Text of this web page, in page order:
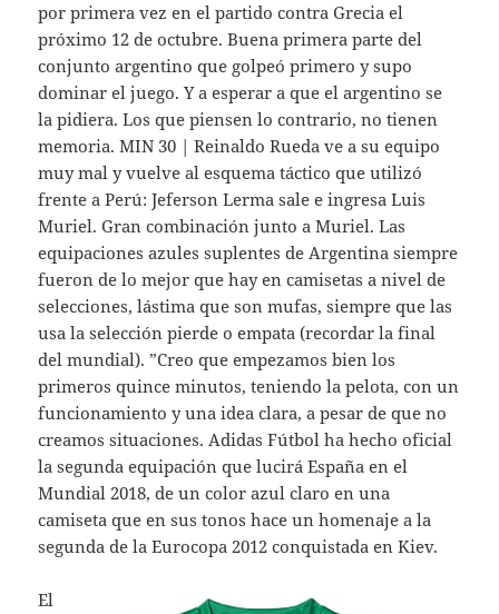
por primera vez en el partido contra Grecia el
próximo 12 de octubre. Buena primera parte del
conjunto argentino que golpeó primero y supo
dominar el juego. Y a esperar a que el argentino se
la pidiera. Los que piensen lo contrario, no tienen
memoria. MIN 30 | Reinaldo Rueda ve a su equipo
muy mal y vuelve al esquema táctico que utilizó
frente a Perú: Jeferson Lerma sale e ingresa Luis
Muriel. Gran combinación junto a Muriel. Las
equipaciones azules suplentes de Argentina siempre
fueron de lo mejor que hay en camisetas a nivel de
selecciones, lástima que son mufas, siempre que las
usa la selección pierde o empata (recordar la final
del mundial). ”Creo que empezamos bien los
primeros quince minutos, teniendo la pelota, con un
funcionamiento y una idea clara, a pesar de que no
creamos situaciones. Adidas Fútbol ha hecho oficial
la segunda equipación que lucirá España en el
Mundial 2018, de un color azul claro en una
camiseta que en sus tonos hace un homenaje a la
segunda de la Eurocopa 2012 conquistada en Kiev.
El